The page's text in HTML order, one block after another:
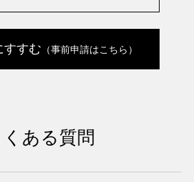
すすむ （事前申請はこちら）
くある質問